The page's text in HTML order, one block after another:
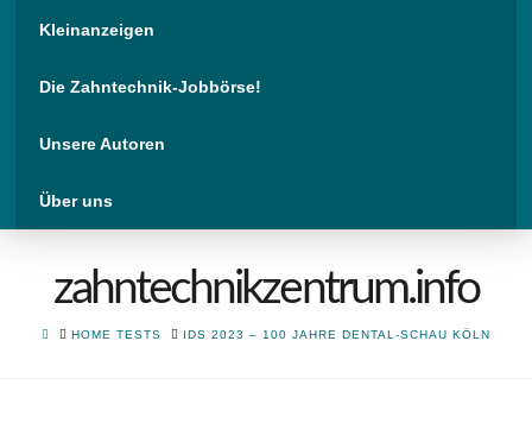
Kleinanzeigen
Die Zahntechnik-Jobbörse!
Unsere Autoren
Über uns
zahntechnikzentrum.info
HOMEHOME TESTS IDS 2023 – 100 JAHRE DENTAL-SCHAU KÖLN